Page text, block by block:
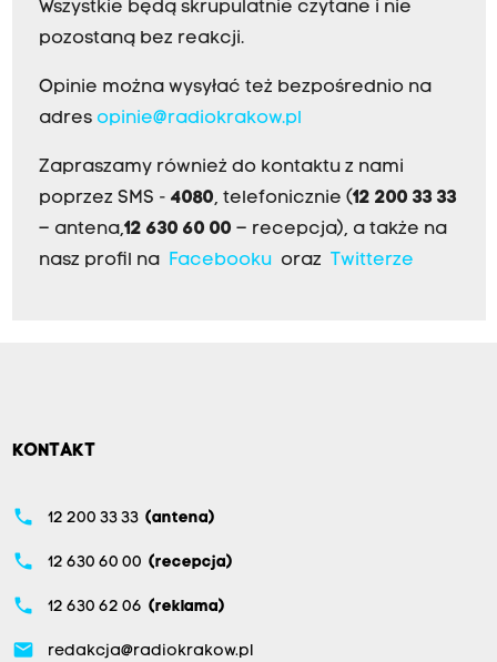
Wszystkie będą skrupulatnie czytane i nie
pozostaną bez reakcji.
Opinie można wysyłać też bezpośrednio na
adres opinie@radiokrakow.pl
Zapraszamy również do kontaktu z nami
poprzez SMS - 4080, telefonicznie (12 200 33 33
– antena,12 630 60 00 – recepcja), a także na
nasz profil na Facebookuoraz Twitterze
KONTAKT
phone 12 200 33 33 (antena)
phone 12 630 60 00 (recepcja)
phone 12 630 62 06 (reklama)
email redakcja@radiokrakow.pl